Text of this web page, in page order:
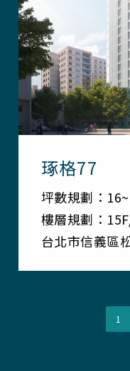
琢格77
坪數規劃：
樓層規劃：
台北市信義區
1